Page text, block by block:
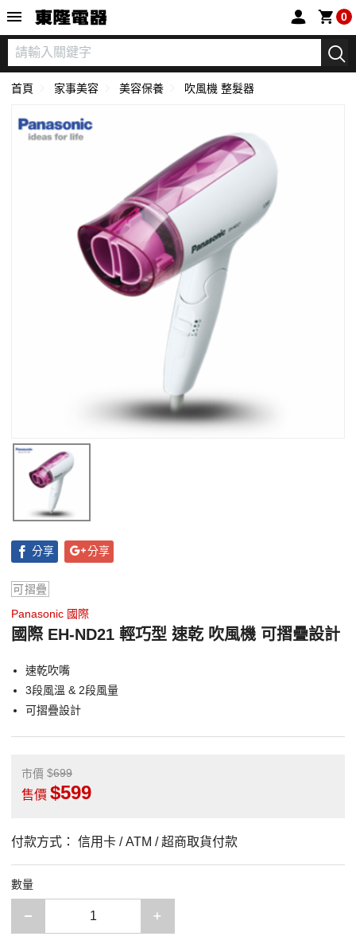
0
首頁 家事美容 美容保養 吹風機 整髮器
分享 分享
可摺疊
Panasonic 國際
國際 EH-ND21 輕巧型 速乾 吹風機 可摺疊設計
速乾吹嘴
3段風溫 & 2段風量
可摺疊設計
市價 699
售價 599
付款方式： 信用卡 / ATM / 超商取貨付款
數量
減少一項